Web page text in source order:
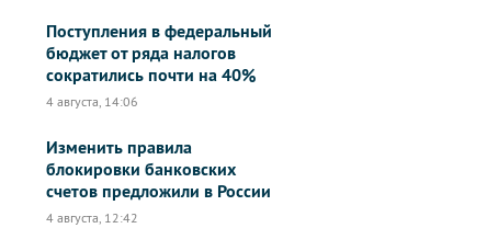
Поступления в федеральный
бюджет от ряда налогов
сократились почти на 40%
4 августа, 14:06
Изменить правила
блокировки банковских
счетов предложили в России
4 августа, 12:42